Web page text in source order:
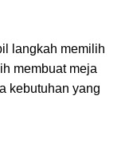
langkah memilih
membuat meja
kebutuhan yang